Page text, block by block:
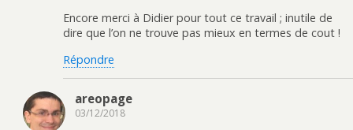
Encore merci à Didier pour tout ce travail ; inutile de
dire que l’on ne trouve pas mieux en termes de cout !
Répondre
areopage
03/12/2018